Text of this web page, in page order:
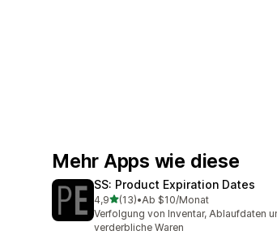
Mehr Apps wie diese
SS: Product Expiration Dates
4,9von 5 Sternen
(13)
13 Rezensionen insgesamt
•Ab $10/Monat
Verfolgung von Inventar, Ablaufdaten
verderbliche Waren